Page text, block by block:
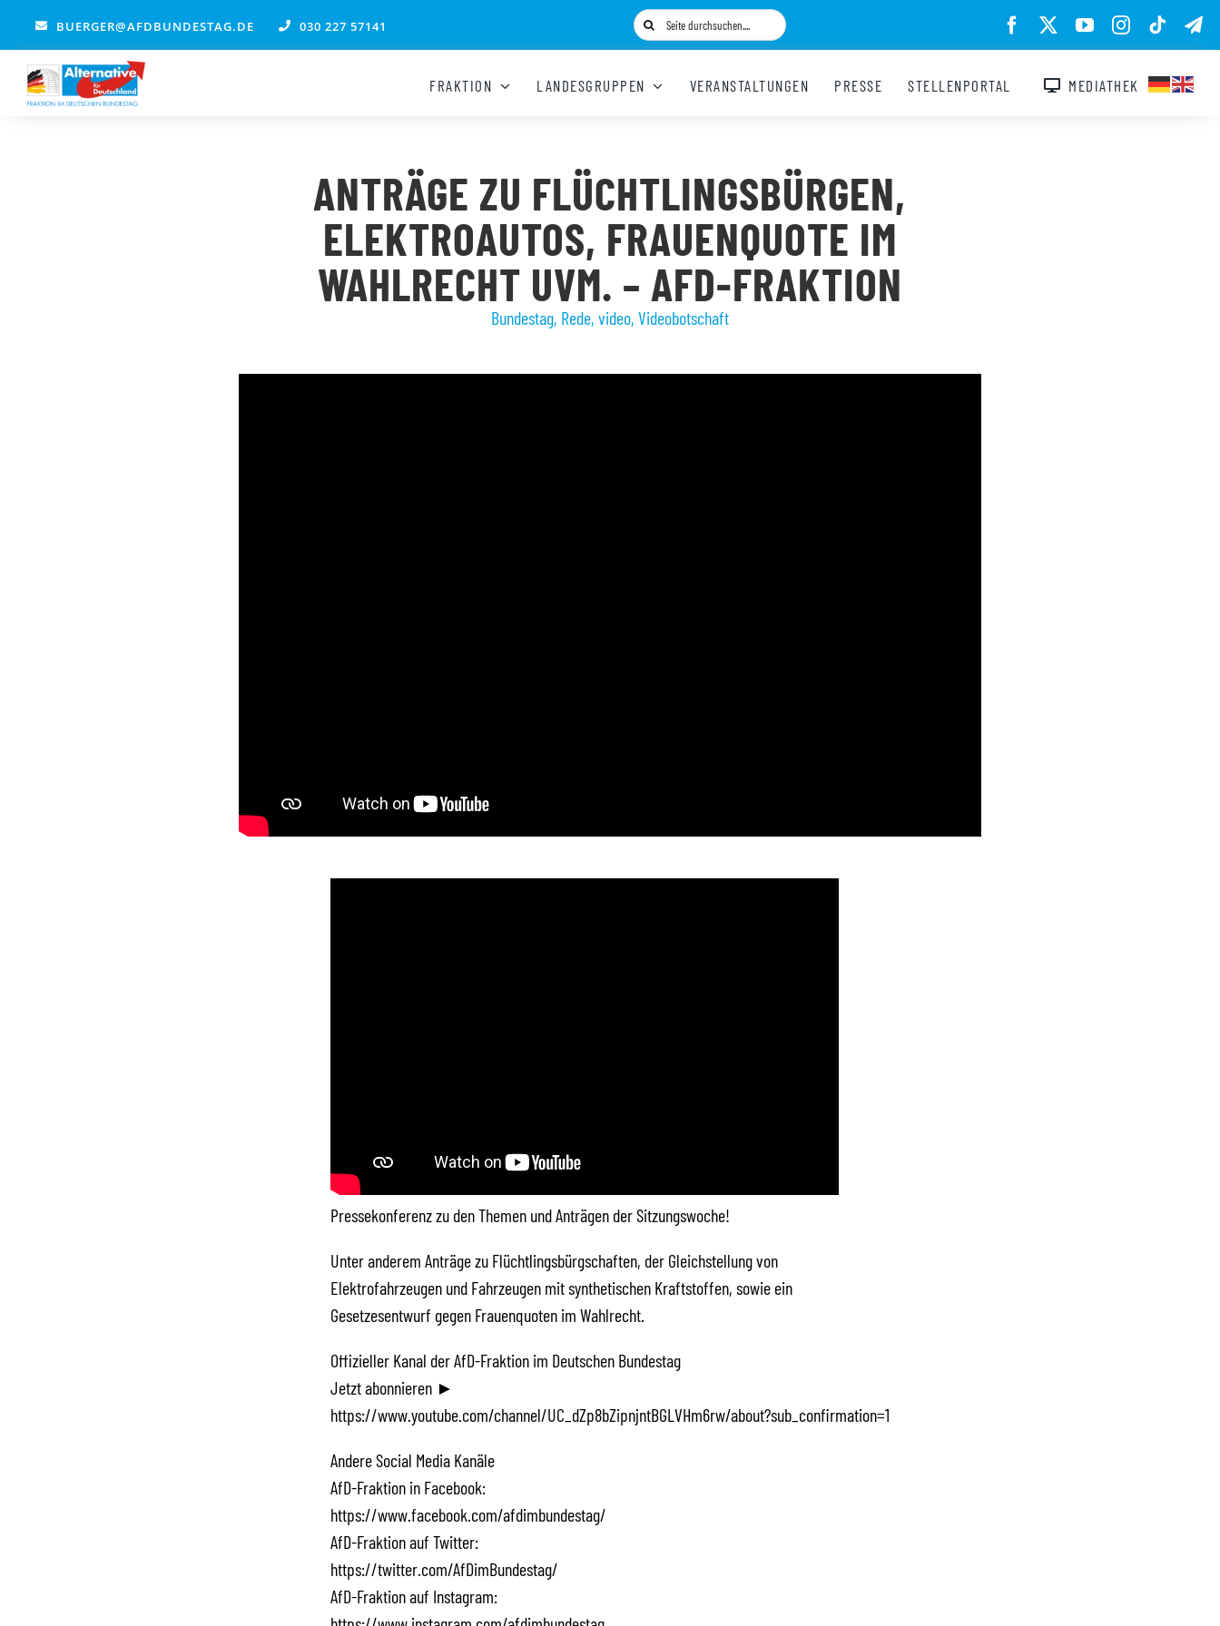
springen
BUERGER@AFDBUNDESTAG.DE 030 227 57141
Suche
nach:
FRAKTION LANDESGRUPPEN VERANSTALTUNGEN PRESSE STELLENPORTAL MEDIATHEK
ANTRÄGE ZU FLÜCHTLINGSBÜRGEN,
ELEKTROAUTOS, FRAUENQUOTE IM
WAHLRECHT UVM. – AFD-FRAKTION
Bundestag, Rede, video, Videobotschaft
Pressekonferenz zu den Themen und Anträgen der Sitzungswoche!
Unter anderem Anträge zu Flüchtlingsbürgschaften, der Gleichstellung von
Elektrofahrzeugen und Fahrzeugen mit synthetischen Kraftstoffen, sowie ein
Gesetzesentwurf gegen Frauenquoten im Wahlrecht.
Offizieller Kanal der AfD-Fraktion im Deutschen Bundestag
Jetzt abonnieren ►
https://www.youtube.com/channel/UC_dZp8bZipnjntBGLVHm6rw/about?sub_confirmation=1
Andere Social Media Kanäle
AfD-Fraktion in Facebook:
https://www.facebook.com/afdimbundestag/
AfD-Fraktion auf Twitter:
https://twitter.com/AfDimBundestag/
AfD-Fraktion auf Instagram: